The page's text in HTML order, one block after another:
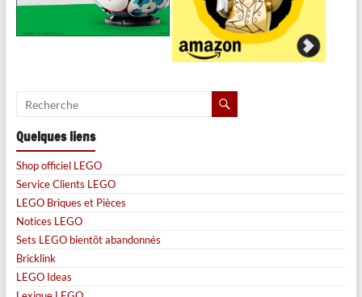
Quelques liens
Shop officiel LEGO
Service Clients LEGO
LEGO Briques et Pièces
Notices LEGO
Sets LEGO bientôt abandonnés
Bricklink
LEGO Ideas